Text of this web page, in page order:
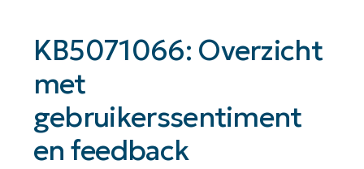
KB5071066: Overzicht
met
gebruikerssentiment
en feedback